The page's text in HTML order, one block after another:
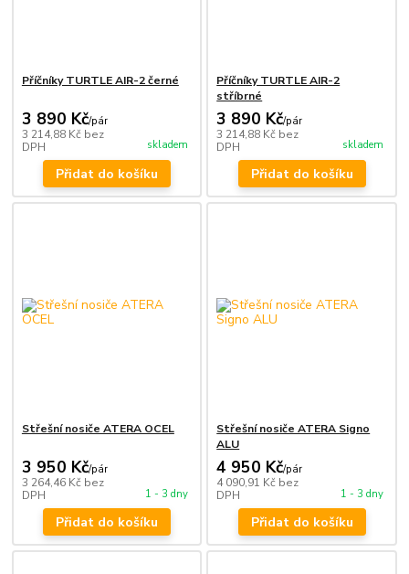
Příčníky TURTLE AIR-2 černé
3 890 Kč/pár
3 214,88 Kč bez
DPH
skladem
Přidat do košíku
Příčníky TURTLE AIR-2
stříbrné
3 890 Kč/pár
3 214,88 Kč bez
DPH
skladem
Přidat do košíku
Střešní nosiče ATERA OCEL
3 950 Kč/pár
3 264,46 Kč bez
DPH
1 - 3 dny
Přidat do košíku
Střešní nosiče ATERA Signo
ALU
4 950 Kč/pár
4 090,91 Kč bez
DPH
1 - 3 dny
Přidat do košíku